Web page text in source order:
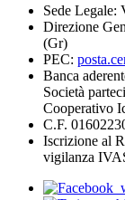
Sede Legale:
Direzione
(Gr)
PEC:
Banca
Società
Cooperativo
C.F.
Iscrizione al
vigilanza